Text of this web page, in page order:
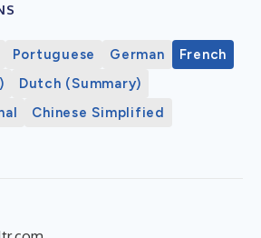
Portuguese German
French
Dutch (Summary)
Chinese Simplified